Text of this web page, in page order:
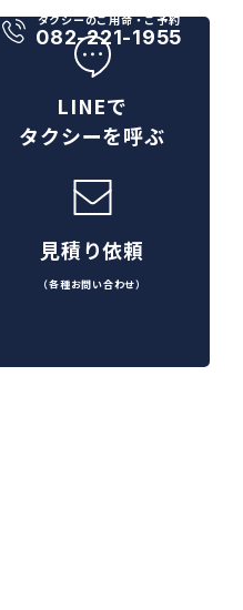
タクシーのご用命・ご予約
082-221-1955
LINEで
タクシーを呼ぶ
見積り依頼
（各種お問い合わせ）